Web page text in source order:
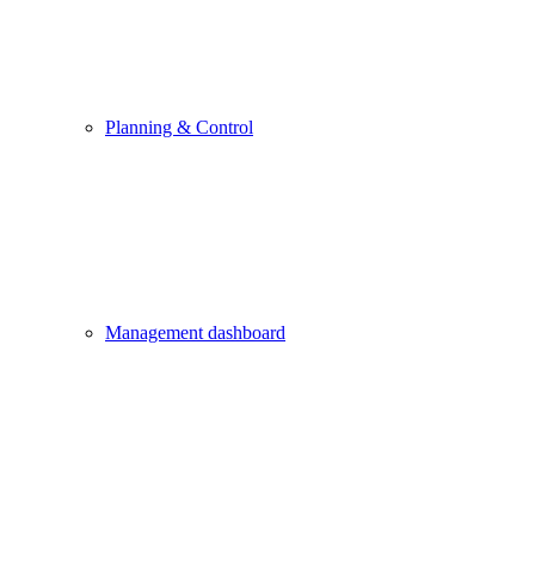
Planning & Control
Management dashboard